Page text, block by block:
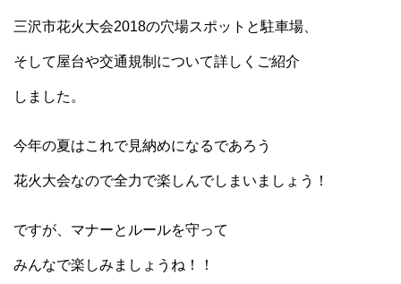
三沢市花火大会2018の穴場スポットと駐車場、
そして屋台や交通規制について詳しくご紹介
しました。
今年の夏はこれで見納めになるであろう
花火大会なので全力で楽しんでしまいましょう！
ですが、マナーとルールを守って
みんなで楽しみましょうね！！